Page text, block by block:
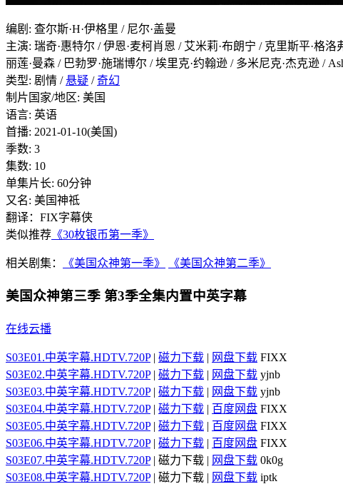
编剧 : 查尔斯·H·伊格里 / 尼尔·盖曼
主演: 瑞奇·惠特尔 / 伊恩·麦柯肖恩 / 艾米莉·布朗宁 / 克里斯平·格
丽莲·曼森 / 巴勃罗·施瑞博尔 / 埃里克·约翰逊 / 多米尼克·杰克逊 /
类型: 剧情 / 悬疑 /奇幻
制片国家/地区: 美国
语言: 英语
首播: 2021-01-10(美国)
季数: 3
集数: 10
单集片长: 60分钟
又名: 美国神祗
翻译：FIX字幕侠
类似推荐 《30枚银币第一季》
相关剧集： 《美国众神第一季》 《美国众神第二季》
美国众神第三季 第3季全集内置中英字幕
在线云播
S03E01.中英字幕.HDTV.720P| 磁力下载 | 网盘下载 FIXX
S03E02.中英字幕.HDTV.720P| 磁力下载 | 网盘下载 yjnb
S03E03.中英字幕.HDTV.720P| 磁力下载 | 网盘下载 yjnb
S03E04.中英字幕.HDTV.720P| 磁力下载 | 百度网盘 FIXX
S03E05.中英字幕.HDTV.720P| 磁力下载 | 百度网盘 FIXX
S03E06.中英字幕.HDTV.720P| 磁力下载 | 百度网盘 FIXX
S03E07.中英字幕.HDTV.720P| 磁力下载 | 网盘下载 0k0g
S03E08.中英字幕.HDTV.720P| 磁力下载 | 网盘下载 iptk